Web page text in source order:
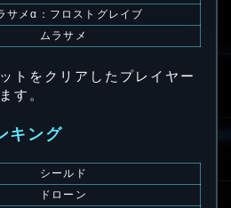
サメα：フロストグレイブ
ムラサメ
トをクリアしたプレイヤー
す。
キング
シールド
ドローン